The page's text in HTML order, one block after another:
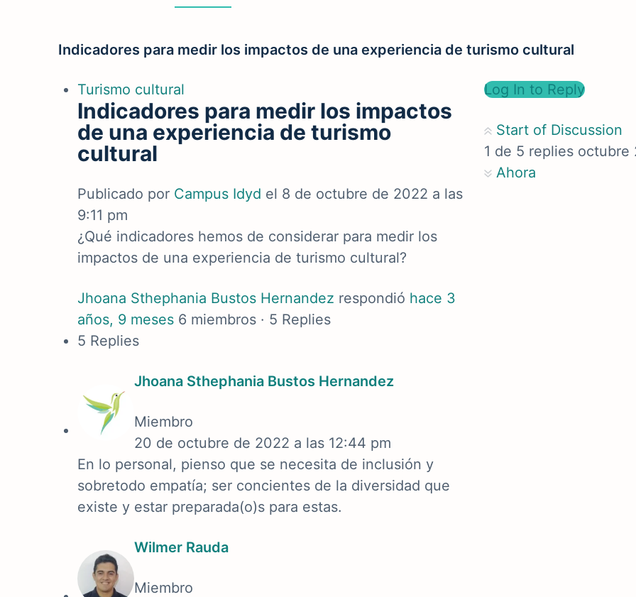
Indicadores para medir los impactos de una experiencia de turismo cultural
Turismo cultural
Indicadores para medir los impactos
de una experiencia de turismo
cultural
Publicado por Campus Idyd el 8 de octubre de 2022 a las
9:11 pm
¿Qué indicadores hemos de considerar para medir los
impactos de una experiencia de turismo cultural?
Jhoana Sthephania Bustos Hernandez respondió hace 3
años, 9 meses 6 miembros · 5 Replies
5 Replies
Jhoana Sthephania Bustos Hernandez
Miembro
20 de octubre de 2022 a las 12:44 pm
En lo personal, pienso que se necesita de inclusión y
sobretodo empatía; ser concientes de la diversidad que
existe y estar preparada(o)s para estas.
Wilmer Rauda
Miembro
Log In to Reply
Start of Discussion
1 de 5 replies octubre
Ahora